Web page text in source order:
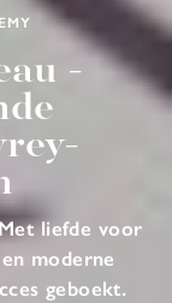
-
liefde voor
moderne
geboekt.